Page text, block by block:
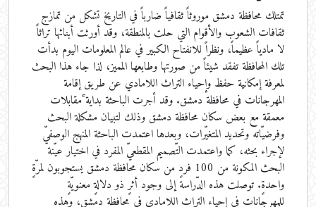
تمتلك محافظة دمشق موروثاً ثقافياً ضارباً في التاريخ تشكل من تمازج
ثقافات الشعوب والأقوام التي حلت بالمنطقة، وقد أورثت أبنائها تراثاً
لا مادياً عظيماً، ونظراً للانفتاح الكبير في عالم المعلومات اليوم بدأت
تلك المحافظة تفقد شيئاً من صورتها وطابعها المميز، لذا جاء هذا البحث
لمعرفة إمكانية حفظ وإحياء التراث اللامادي عن طريق إقامة
المهرجانات في محافظة دمشق. وقد أجرت الباحثة بداية ًمقابلات
معمقة مع بعض سكان محافظة دمشق وذلك لتبيان مشكلة البحث
وفرضيّاته وتحديد المتغيّرات، وبعدها اعتمدت الباحثة المنهج الوصفيّ
لإجراء بحثه، كما واعتمدت التّصميم المقطعيّ المفرد في اختيار عيّنة
البحث المكونة من 100 فردٍ من سكان محافظة دمشق يستجوبون لمرّةٍ
واحدةٍ. توصلت هذه الدّراسة إلى وجود أثرٍ ذو دلالةٍ معنويّةٍ
للمهرجانات في إحياء التراث اللامادي في محافظة دمشق، وهذه